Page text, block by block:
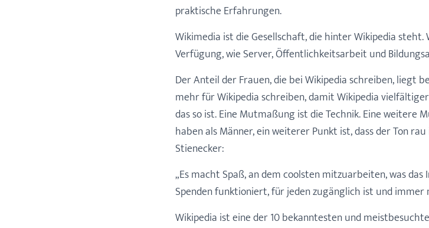
praktische Erfahrungen.
Wikimedia ist die Gesellschaft, die hinter Wikipedia
Verfügung, wie Server, Öffentlichkeitsarbeit und
Der Anteil der Frauen, die bei Wikipedia schreiben, liegt
mehr für Wikipedia schreiben, damit Wikipedia
das so ist. Eine Mutmaßung ist die Technik. Eine weitere
haben als Männer, ein weiterer Punkt ist, dass der Ton
Stienecker:
„Es macht Spaß, an dem coolsten mitzuarbeiten, was
Spenden funktioniert, für jeden zugänglich ist und immer
Wikipedia ist eine der 10 bekanntesten und